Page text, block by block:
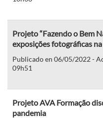
Projeto “Fazendo o Bem
exposições fotográficas
Publicado en 06/05/2022 -
09h51
Projeto AVA Formação
pandemia